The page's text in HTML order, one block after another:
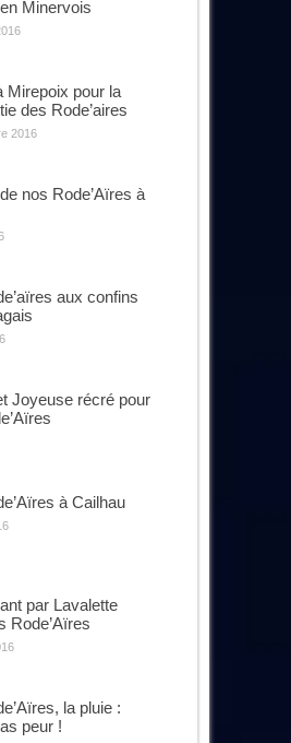
Minervois
Mirepoix pour la
des Rode’aires
2016
nos Rode’Aïres à
aux confins
Joyeuse récré pour
à Cailhau
par Lavalette
Rode’Aïres
la pluie :
peur !